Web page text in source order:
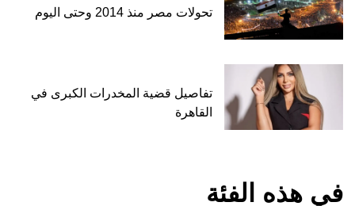
تحولات مصر منذ 2014 وحتى اليوم
تفاصيل قضية المخدرات الكبرى في
القاهرة
في هذه الفئة